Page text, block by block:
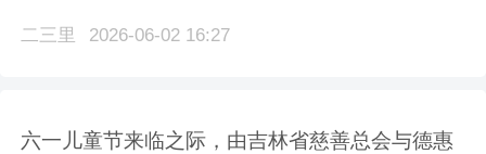
二三里 2026-06-02 16:27
六一儿童节来临之际，由吉林省慈善总会与德惠